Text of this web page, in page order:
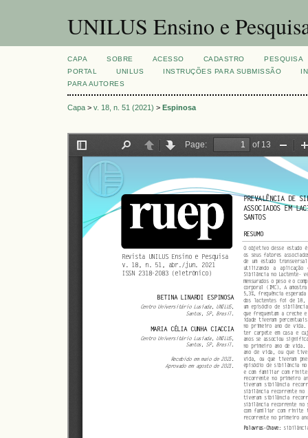
UNILUS Ensino e
CAPA SOBRE ACESSO CADASTRO
PESQUISA
PORTAL
UNILUS INSTRUÇÕES PARA SUBMISSÃO
PARA AUTORES
Capa > v. 18, n. 51 (2021) > Espinosa